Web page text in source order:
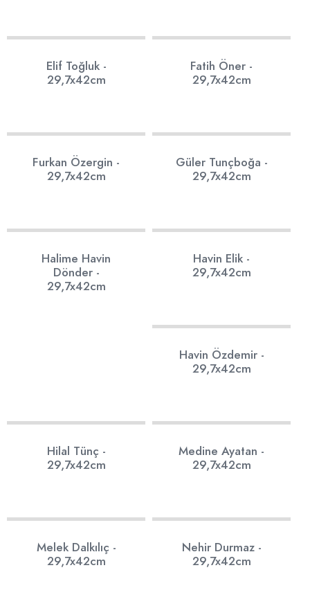
78
Elif Toğluk -
29,7x42cm
Fatih Öner -
29,7x42cm
Furkan Özergin -
29,7x42cm
20
Güler Tunçboğa -
29,7x42cm
Halime Havin
Dönder -
29,7x42cm
10
Havin Elik -
29,7x42cm
Havin Özdemir -
29,7x42cm
Hilal Tünç -
29,7x42cm
16
Medine Ayatan -
29,7x42cm
14
Melek Dalkılıç -
29,7x42cm
Nehir Durmaz -
29,7x42cm